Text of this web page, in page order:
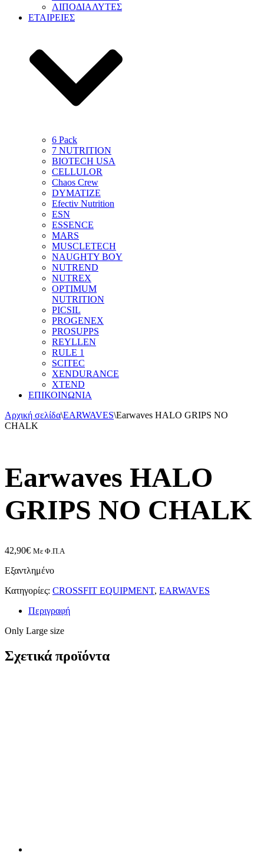
ΛΙΠΟΔΙΑΛΥΤΕΣ
ΕΤΑΙΡΕΙΕΣ
6 Pack
7 NUTRITION
BIOTECH USA
CELLULOR
Chaos Crew
DYMATIZE
Efectiv Nutrition
ESN
ESSENCE
MARS
MUSCLETECH
NAUGHTY BOY
NUTREND
NUTREX
OPTIMUM
NUTRITION
PICSIL
PROGENEX
PROSUPPS
REYLLEN
RULE 1
SCITEC
XENDURANCE
XTEND
ΕΠΙΚΟΙΝΩΝΙΑ
Αρχική σελίδα\EARWAVES\Earwaves HALO GRIPS NO
CHALK
Earwaves HALO
GRIPS NO CHALK
42,90€ Με Φ.Π.Α
Εξαντλημένο
Κατηγορίες: CROSSFIT EQUIPMENT, EARWAVES
Περιγραφή
Only Large size
Σχετικά προϊόντα